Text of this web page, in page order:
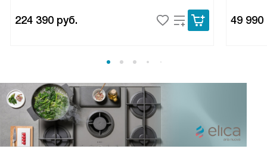
224 390 руб. 49 990